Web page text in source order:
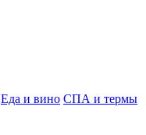
Еда и вино СПА и термы